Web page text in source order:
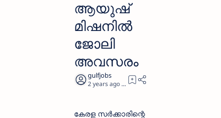
ആയുഷ്
മിഷനിൽ
ജോലി
അവസരം
2 years ago 1
കേരള സർക്കാരിന്റെ